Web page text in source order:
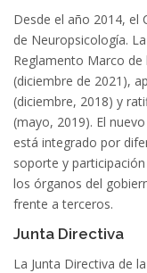
Desde el año 2014, el
de Neuropsicología.
Reglamento Marco de
(diciembre de 2021),
(diciembre, 2018) y
(mayo, 2019). El
está integrado por
soporte y
los órganos del
frente a terceros.
Junta Directiva
La Junta Directiva de